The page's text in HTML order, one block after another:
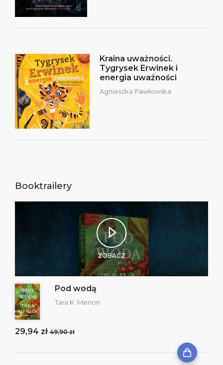
Kraina uważności.
Tygrysek Erwinek i
energia uważności
Agnieszka Pawłowska
Booktrailery
ZOBACZ
Pod wodą
Tara K. Menon
29,94 zł 49,90 zł